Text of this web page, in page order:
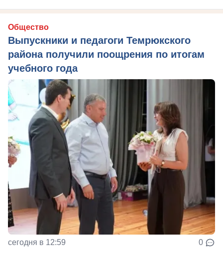
Общество
Выпускники и педагоги Темрюкского
района получили поощрения по итогам
учебного года
сегодня в 12:59 0